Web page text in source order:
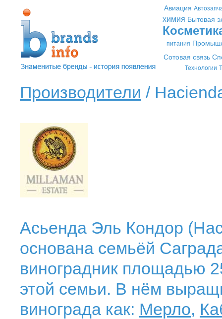
Авиация
химия Бытовая
питания
Сотовая связь
Технологии
Производители /
Асьенда Эль Кондор
основана семьёй
виноградник площадью
этой семьи. В нём
винограда как: Мерло,